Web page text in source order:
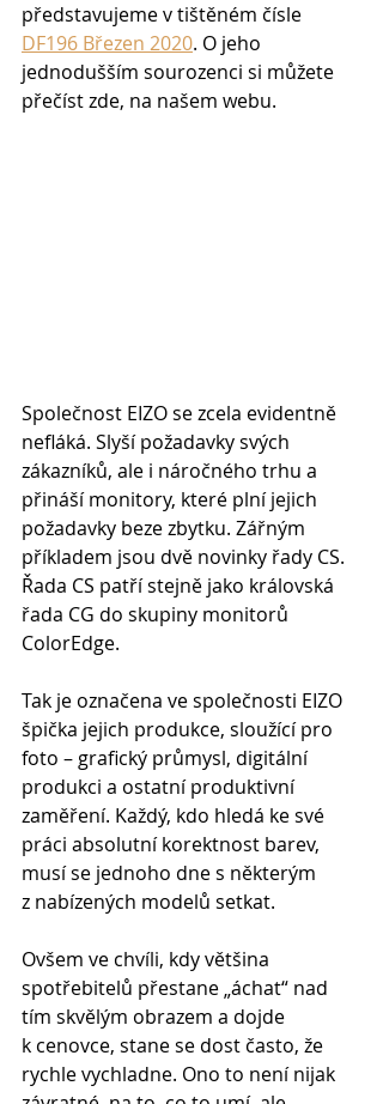
představujeme v tištěném čísle
DF196 Březen 2020. O jeho
jednodušším sourozenci si můžete
přečíst zde, na našem webu.
Společnost EIZO se zcela evidentně
nefláká. Slyší požadavky svých
zákazníků, ale i náročného trhu a
přináší monitory, které plní jejich
požadavky beze zbytku. Zářným
příkladem jsou dvě novinky řady CS.
Řada CS patří stejně jako královská
řada CG do skupiny monitorů
ColorEdge.
Tak je označena ve společnosti EIZO
špička jejich produkce, sloužící pro
foto – grafický průmysl, digitální
produkci a ostatní produktivní
zaměření. Každý, kdo hledá ke své
práci absolutní korektnost barev,
musí se jednoho dne s některým
z nabízených modelů setkat.
Ovšem ve chvíli, kdy většina
spotřebitelů přestane „áchat“ nad
tím skvělým obrazem a dojde
k cenovce, stane se dost často, že
rychle vychladne. Ono to není nijak